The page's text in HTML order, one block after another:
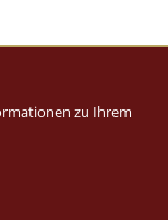
zu Ihrem